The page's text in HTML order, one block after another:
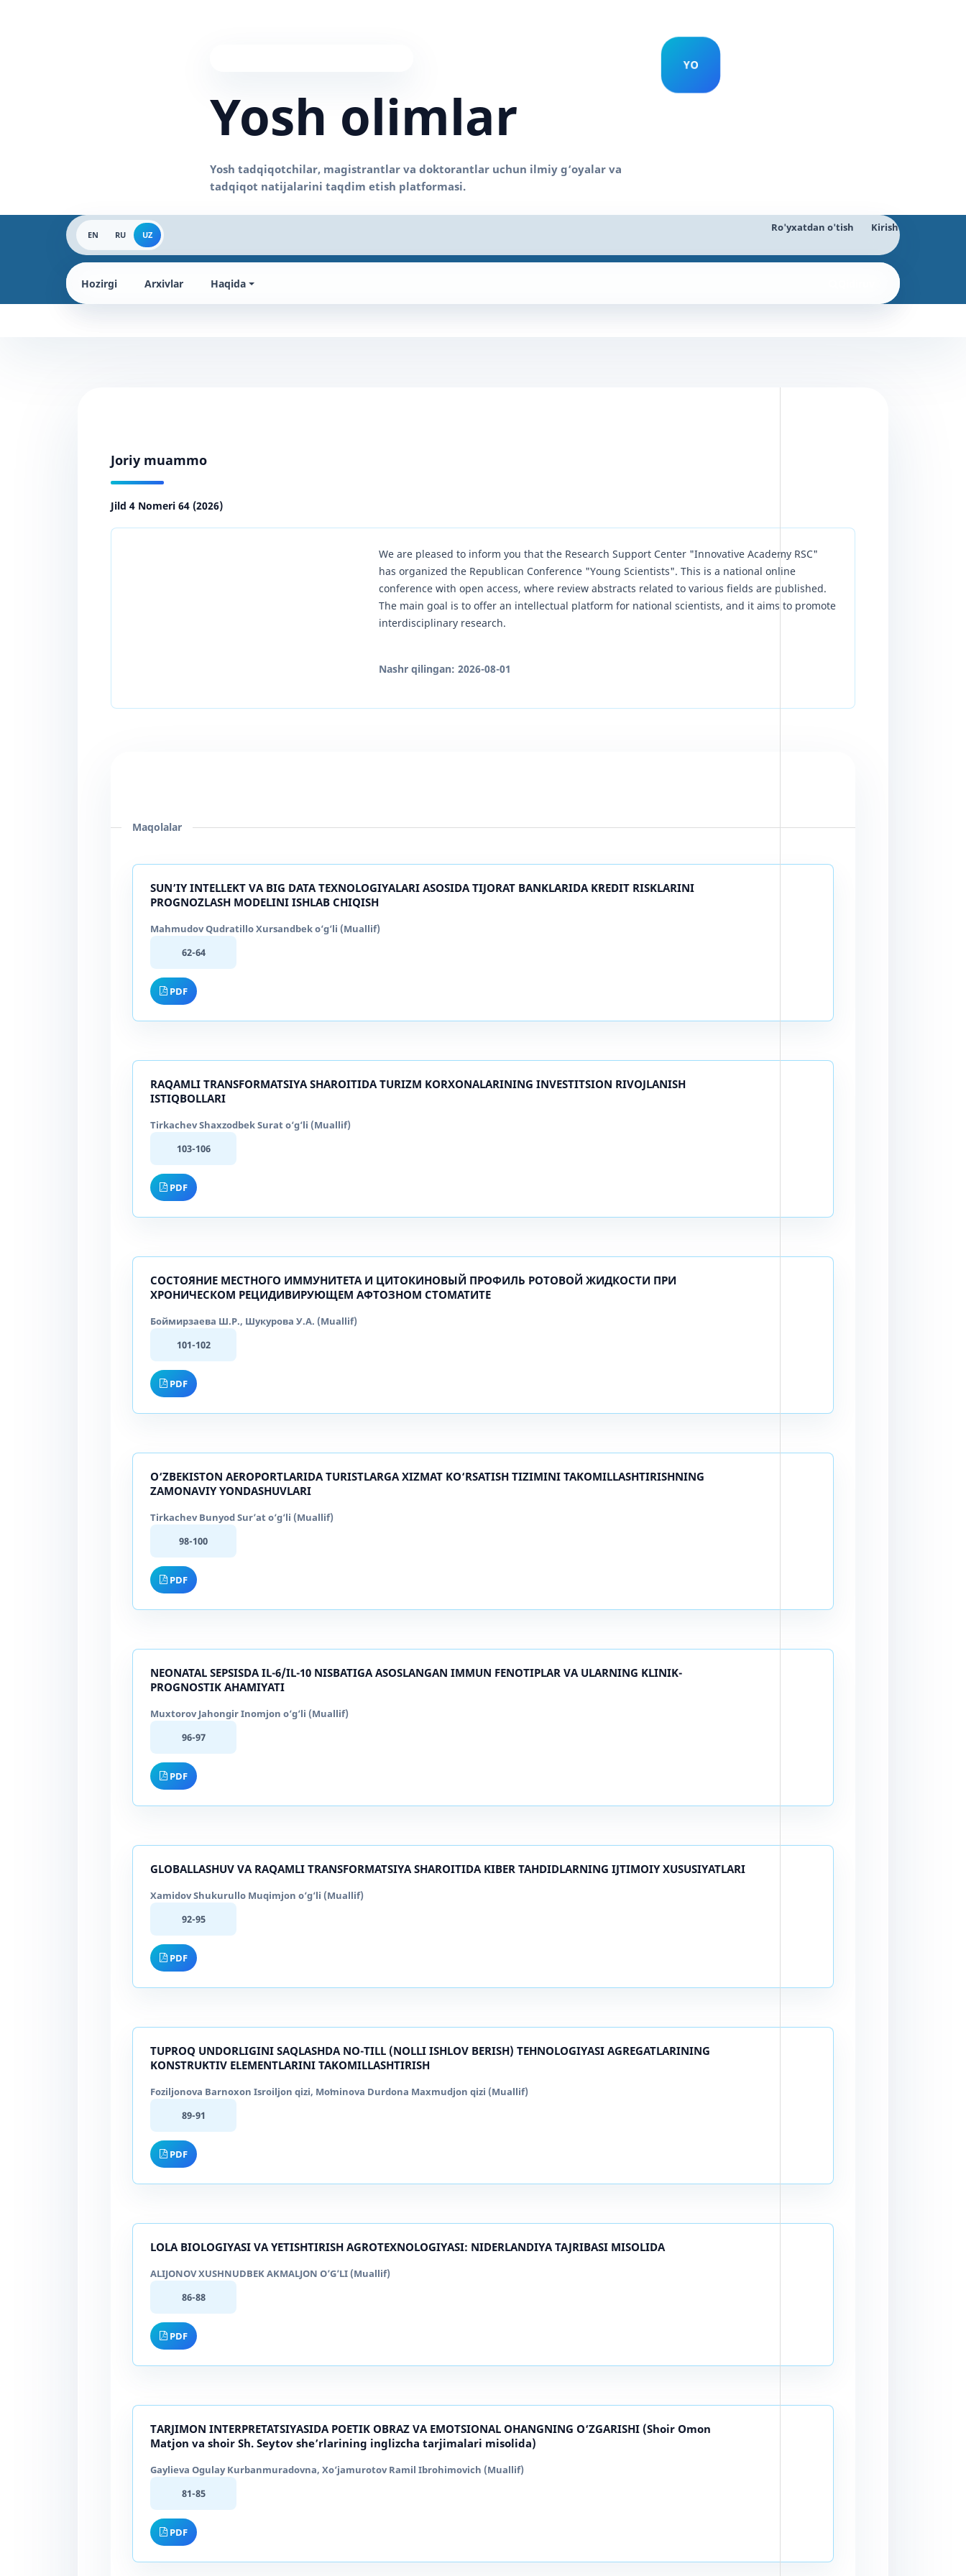
Yosh olimlar
EN RU UZ
Ro'yxatdan o'tish Kirish
Hozirgi Arxivlar Haqida
Joriy muammo
Jild 4 Nomeri 64 (2026)
We are pleased to inform you that the Research Support Center "Innovative Academy RSC"
has organized the Republican Conference "Young Scientists". This is a national online
conference with open access, where review abstracts related to various fields are published.
The main goal is to offer an intellectual platform for national scientists, and it aims to promote
interdisciplinary research.
Nashr qilingan: 2026-08-01
Maqolalar
SUN’IY INTELLEKT VA BIG DATA TEXNOLOGIYALARI ASOSIDA TIJORAT BANKLARIDA KREDIT RISKLARINI
PROGNOZLASH MODELINI ISHLAB CHIQISH
Mahmudov Qudratillo Xursandbek o‘g‘li (Muallif)
62-64
PDF
RAQAMLI TRANSFORMATSIYA SHAROITIDA TURIZM KORXONALARINING INVESTITSION RIVOJLANISH
ISTIQBOLLARI
Tirkachev Shaxzodbek Surat o‘g‘li (Muallif)
103-106
PDF
СОСТОЯНИЕ МЕСТНОГО ИММУНИТЕТА И ЦИТОКИНОВЫЙ ПРОФИЛЬ РОТОВОЙ ЖИДКОСТИ ПРИ
ХРОНИЧЕСКОМ РЕЦИДИВИРУЮЩЕМ АФТОЗНОМ СТОМАТИТЕ
Боймирзаева Ш.Р., Шукурова У.А. (Muallif)
101-102
PDF
O‘ZBEKISTON AEROPORTLARIDA TURISTLARGA XIZMAT KO‘RSATISH TIZIMINI TAKOMILLASHTIRISHNING
ZAMONAVIY YONDASHUVLARI
Tirkachev Bunyod Sur’at o‘g‘li (Muallif)
98-100
PDF
NEONATAL SEPSISDA IL-6/IL-10 NISBATIGA ASOSLANGAN IMMUN FENOTIPLAR VA ULARNING KLINIK-
PROGNOSTIK AHAMIYATI
Muxtorov Jahongir Inomjon o‘g‘li (Muallif)
96-97
PDF
GLOBALLASHUV VA RAQAMLI TRANSFORMATSIYA SHAROITIDA KIBER TAHDIDLARNING IJTIMOIY XUSUSIYATLARI
Xamidov Shukurullo Muqimjon o‘g‘li (Muallif)
92-95
PDF
TUPROQ UNDORLIGINI SAQLASHDA NO-TILL (NOLLI ISHLOV BERISH) TEHNOLOGIYASI AGREGATLARINING
KONSTRUKTIV ELEMENTLARINI TAKOMILLASHTIRISH
Foziljonova Barnoxon Isroiljon qizi, Moʻminova Durdona Maxmudjon qizi (Muallif)
89-91
PDF
LOLA BIOLOGIYASI VA YETISHTIRISH AGROTEXNOLOGIYASI: NIDERLANDIYA TAJRIBASI MISOLIDA
ALIJONOV XUSHNUDBEK AKMALJON O’G’LI (Muallif)
86-88
PDF
ТARJIMON INTERPRETATSIYASIDA POETIK OBRAZ VA EMOTSIONAL OHANGNING O‘ZGARISHI (Shoir Omon
Matjon va shoir Sh. Seytov she’rlarining inglizcha tarjimalari misolida)
Gaylieva Ogulay Kurbanmuradovna, Xo‘jamurotov Ramil Ibrohimovich (Muallif)
81-85
PDF